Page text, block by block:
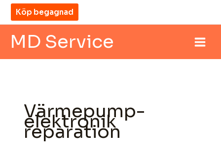
Hoppa
innehåll
Köp begagnad
MD Service
Värmepump-
elektronik
reparation